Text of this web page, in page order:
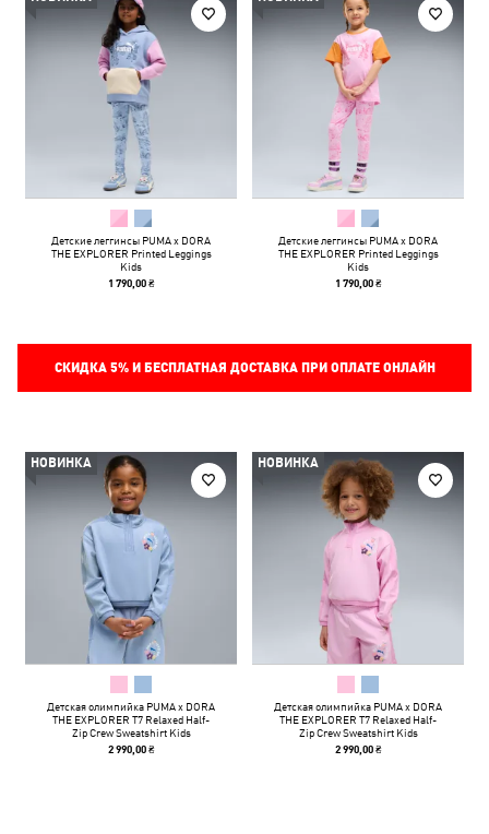
Детские леггинсы PUMA x DORA
THE EXPLORER Printed Leggings
Kids
1 790,00 ₴
Детские леггинсы PUMA x DORA
THE EXPLORER Printed Leggings
Kids
1 790,00 ₴
СКИДКА 5%И БЕСПЛАТНАЯ ДОСТАВКА ПРИ ОПЛАТЕ ОНЛАЙН
НОВИНКА
Детская олимпийка PUMA x DORA
THE EXPLORER T7 Relaxed Half-
Zip Crew Sweatshirt Kids
2 990,00 ₴
НОВИНКА
Детская олимпийка PUMA x DORA
THE EXPLORER T7 Relaxed Half-
Zip Crew Sweatshirt Kids
2 990,00 ₴